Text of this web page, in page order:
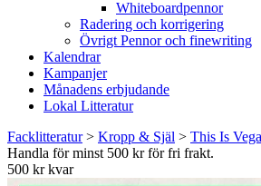
Whiteboardpennor
Radering och korrigering
Övrigt Pennor och finewriting
Kalendrar
Kampanjer
Månadens erbjudande
Lokal Litteratur
Facklitteratur> Kropp & Själ > This Is
Handla för minst 500 kr för fri frakt.
500 kr kvar